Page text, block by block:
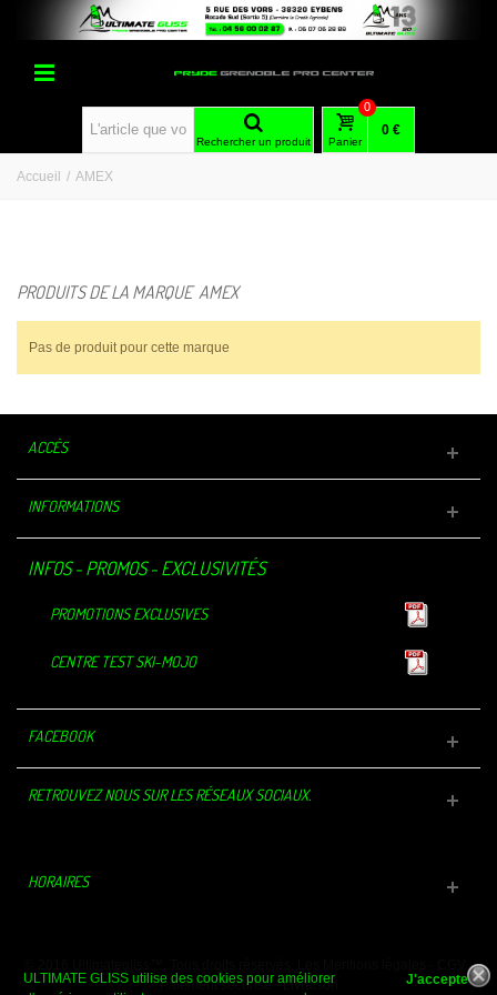
Rechercher un produit Panier
0
0 €
ULTIMATE GLISS utilise des cookies pour améliorer
Accueil / AMEX
PRODUITS DE LA MARQUE AMEX
Pas de produit pour cette marque
ACCÈS
INFORMATIONS
INFOS - PROMOS - EXCLUSIVITÉS
PROMOTIONS EXCLUSIVES
CENTRE TEST SKI-MOJO
FACEBOOK
RETROUVEZ NOUS SUR LES RÉSEAUX SOCIAUX.
HORAIRES
-
Paiement sécurisé-Livraison